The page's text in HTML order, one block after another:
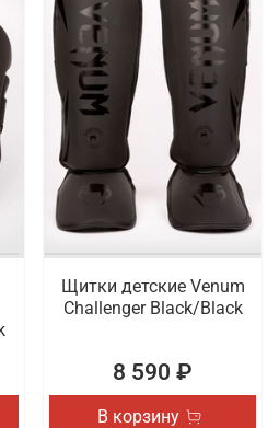
Щитки детские Venum
Challenger Black/Black
8 590 ₽
В корзину